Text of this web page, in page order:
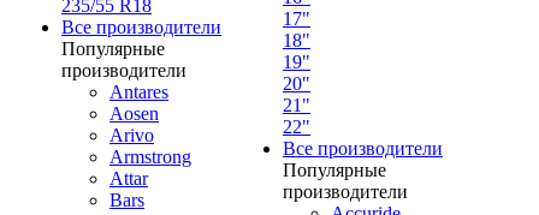
235/55 R18
Все производители
Популярные
производители
Antares
Aosen
Arivo
Armstrong
Attar
Bars
17"
18"
19"
20"
21"
22"
Все производители
Популярные
производители